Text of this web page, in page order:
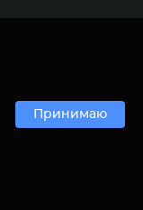
Принимаю